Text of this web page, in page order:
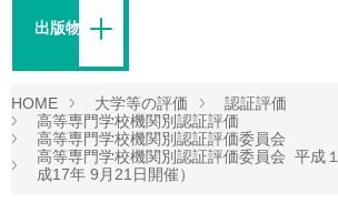
出版物等
HOME 大学等の評価
認証評価
高等専門学校機関別認証評価
高等専門学校機関別認証評価委員会
高等専門学校機関別認証評価委員会 平成
成17年 9月21日開催）